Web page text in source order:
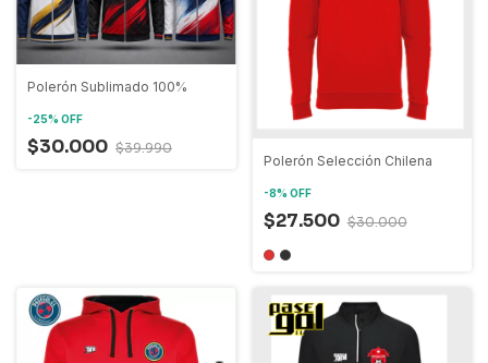
Polerón Sublimado 100%
-25% OFF
$30.000 $39.990
Polerón Selección Chilena
-8% OFF
$27.500 $30.000